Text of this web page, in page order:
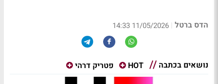
הדס ברטל |
11/05/2026 14:33
נושאים בכתבה HOT פטריק דרהי